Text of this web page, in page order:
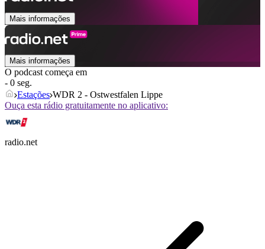
Mais informações
Mais informações
O podcast começa em
- 0 seg.
Estações WDR 2 - Ostwestfalen Lippe
Ouça esta rádio gratuitamente no aplicativo:
radio.net